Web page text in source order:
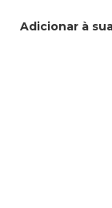
Adicionar à